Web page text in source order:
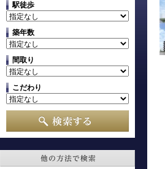
駅徒歩
築年数
間取り
こだわり